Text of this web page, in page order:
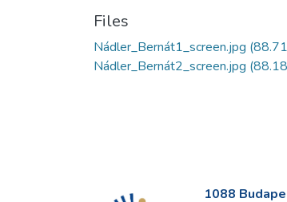
Files
Nádler_Bernát1_screen.jpg
Nádler_Bernát2_screen.jpg
1088